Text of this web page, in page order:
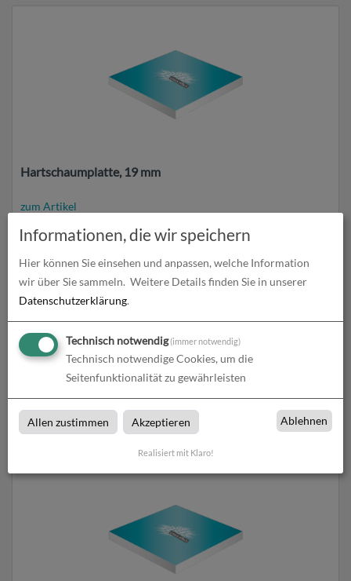
Hartschaumplatte, 19 mm
zum Artikel
Hartschaumplatte, 3 mm
zum Artikel
Informationen, die wir speichern
Hier können Sie einsehen und anpassen, welche Information
wir über Sie sammeln. Weitere Details finden Sie in unserer
Datenschutzerklärung.
Technisch notwendig(immer notwendig)
Technisch notwendige Cookies, um die
Seitenfunktionalität zu gewährleisten
Allen zustimmen Akzeptieren Ablehnen
Realisiert mit Klaro!